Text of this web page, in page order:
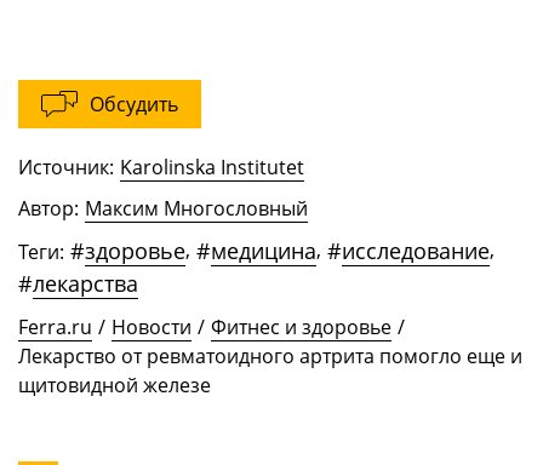
Обсудить
Источник: Karolinska Institutet
Автор: Максим Многословный
Теги: #здоровье, #медицина, #исследование,
#лекарства
Ferra.ru / Новости / Фитнес и здоровье /
Лекарство от ревматоидного артрита помогло еще и
щитовидной железе